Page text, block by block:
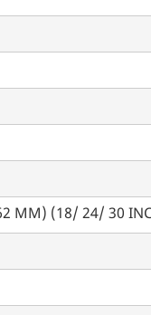
MM) (18/ 24/ 30